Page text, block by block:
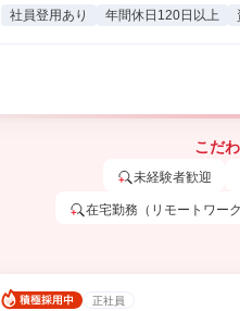
社員登用あり 年間休日120日以上
こだ
未経験者歓迎
在宅勤務（リモートワー
正社員